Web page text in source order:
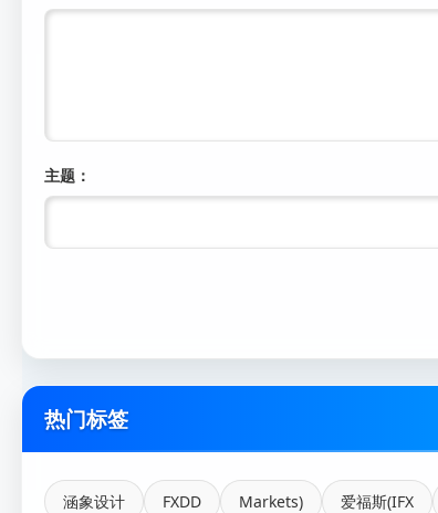
主题：
热门标签
涵象设计 FXDD Markets) 爱福斯(IFX